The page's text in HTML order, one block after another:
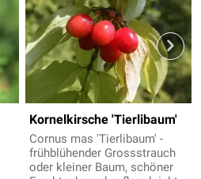
Kornelkirsche 'Tierlibaum'
Cornus mas 'Tierlibaum' -
frühblühender Grossstrauch
oder kleiner Baum, schöner